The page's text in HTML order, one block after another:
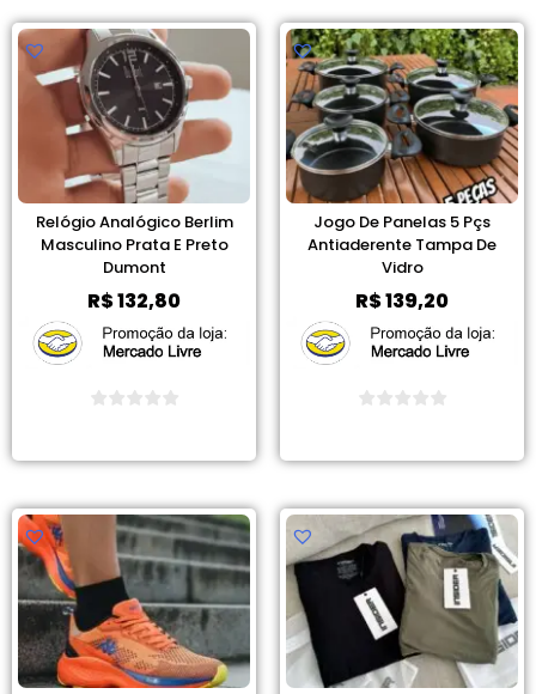
Relógio Analógico Berlim
Masculino Prata E Preto
Dumont
R$132,80
Jogo De Panelas 5 Pçs
Antiaderente Tampa De
Vidro
R$139,20